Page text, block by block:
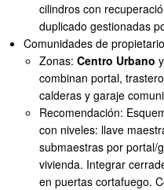
cilindros con
duplicado gestionadas
Comunidades de
Zonas:Centro Urbano
combinan portal,
calderas y garaje
Recomendación:
con niveles: llave
submaestras por portal/
vivienda. Integrar
en puertas cortafuego.